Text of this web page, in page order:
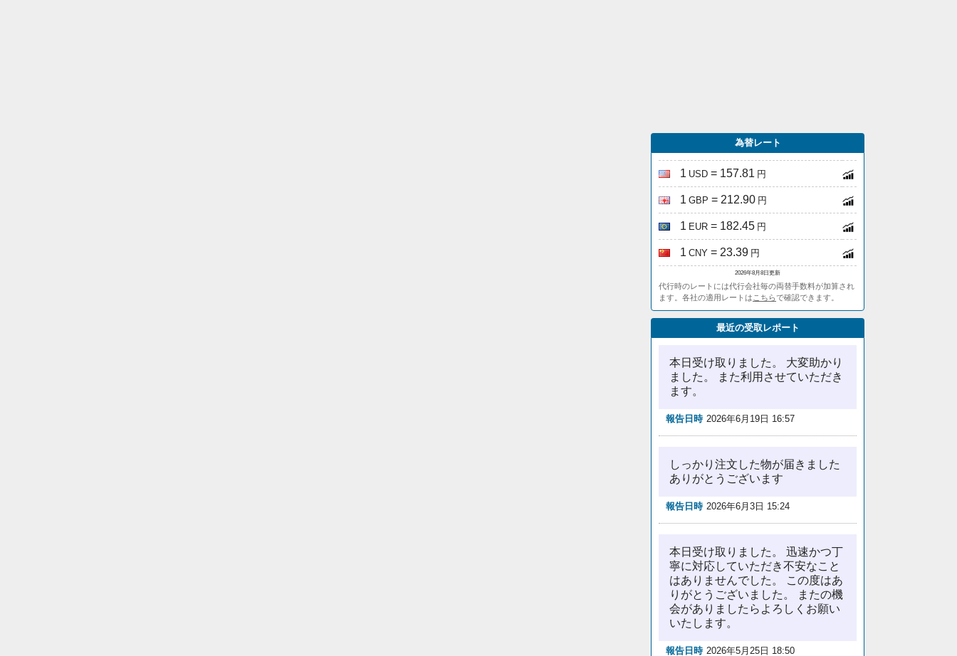
為替レート
1 USD = 157.81 円
1 GBP = 212.90 円
1 EUR = 182.45 円
1 CNY = 23.39 円
2026年8月8日更新
代行時のレートには代行会社毎の両替手数料が加算され
ます。各社の適用レートは こちらで確認できます。
最近の受取レポート
本日受け取りました。 大変助かり
ました。 また利用させていただき
ます。
報告日時 2026年6月19日 16:57
しっかり注文した物が届きました
ありがとうございます
報告日時 2026年6月3日 15:24
本日受け取りました。 迅速かつ丁
寧に対応していただき不安なこと
はありませんでした。 この度はあ
りがとうございました。 またの機
会がありましたらよろしくお願い
いたします。
報告日時 2026年5月25日 18:50